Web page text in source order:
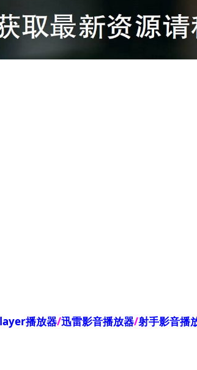
播放器/迅雷影音播放器/射手影音播